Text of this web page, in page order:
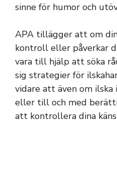
sinne för humor och
APA tillägger att om
kontroll eller påverkar
vara till hjälp att söka
sig strategier för
vidare att även om
eller till och med
att kontrollera dina